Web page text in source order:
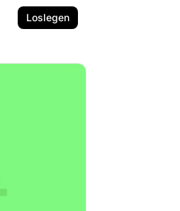
Loslegen